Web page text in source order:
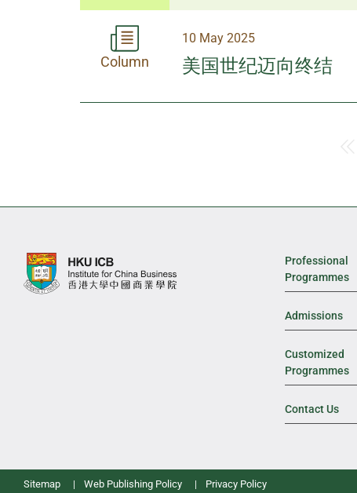
Column
10 May 2025
美国世纪迈向终结
Professional
Programmes
Admissions
Customized
Programmes
Contact Us
Sitemap Web Publishing Policy Privacy Policy